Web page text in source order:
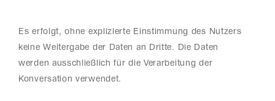
Es erfolgt, ohne explizierte Einstimmung des Nutzers
keine Weitergabe der Daten an Dritte. Die Daten
werden ausschließlich für die Verarbeitung der
Konversation verwendet.